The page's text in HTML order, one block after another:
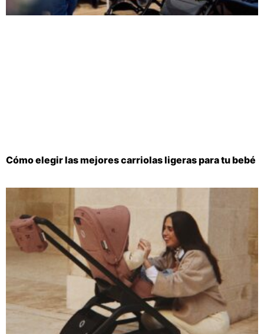
Cómo elegir las mejores carriolas ligeras para tu bebé